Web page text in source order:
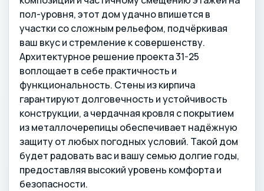
пол-уровня, этот дом удачно впишется в
участки со сложным рельефом, подчёркивая
ваш вкус и стремление к совершенству.
Архитектурное решение проекта 31-25
воплощает в себе практичность и
функциональность. Стены из кирпича
гарантируют долговечность и устойчивость
конструкции, а чердачная кровля с покрытием
из металлочерепицы обеспечивает надёжную
защиту от любых погодных условий. Такой дом
будет радовать вас и вашу семью долгие годы,
предоставляя высокий уровень комфорта и
безопасности.